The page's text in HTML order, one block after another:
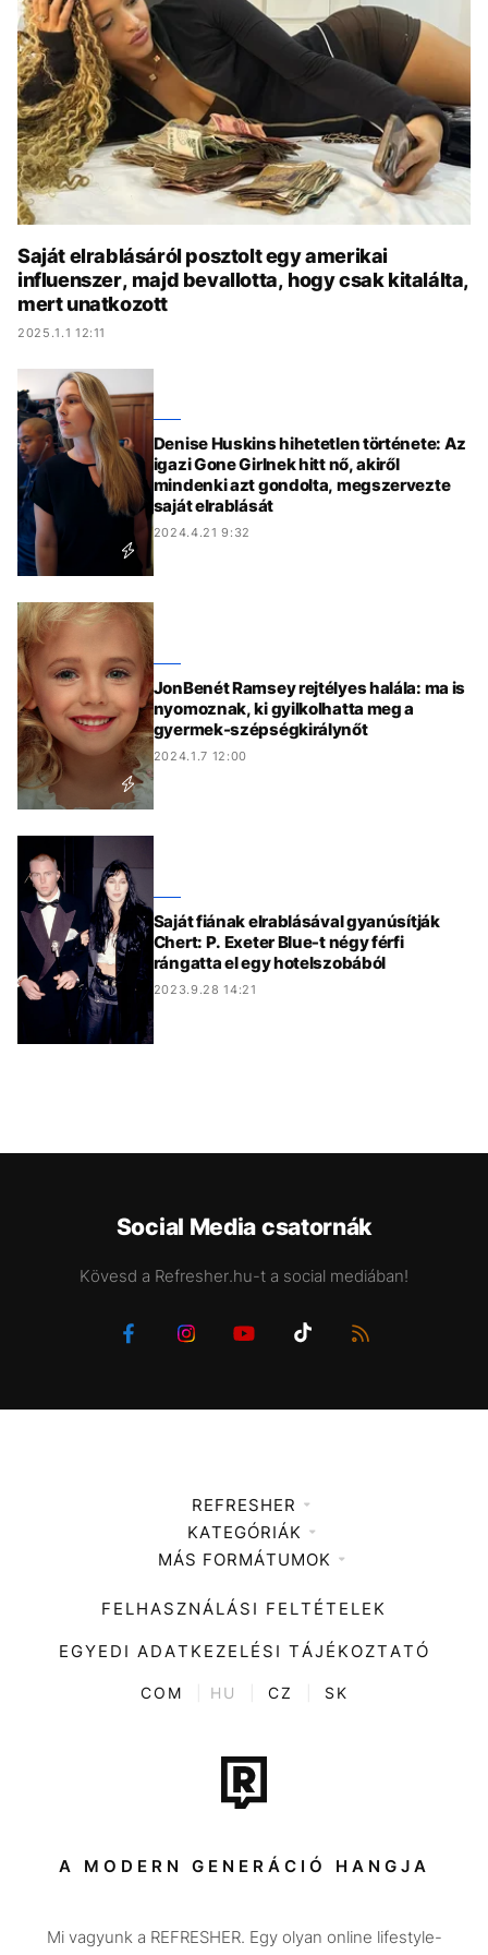
KÖZÉLET UTAZÁS
ÉLETMÓD DESIGN
BESZÉLGETÉSEK
VIDEÓ TÖRTÉNETEK
GASZTRO
Saját elrablásáról posztolt egy amerikai
influenszer, majd bevallotta, hogy csak kitalálta,
mert unatkozott
2025.1.1 12:11
Denise Huskins hihetetlen története: Az
igazi Gone Girlnek hitt nő, akiről
mindenki azt gondolta, megszervezte
saját elrablását
2024.4.21 9:32
JonBenét Ramsey rejtélyes halála: ma is
nyomoznak, ki gyilkolhatta meg a
gyermek-szépségkirálynőt
2024.1.7 12:00
Saját fiának elrablásával gyanúsítják
Chert: P. Exeter Blue-t négy férfi
rángatta el egy hotelszobából
2023.9.28 14:21
Social Media csatornák
Kövesd a Refresher.hu-t a social mediában!
REFRESHER
Médiaajánlat
KATEGÓRIÁK
Zene
Divat
Kultúra
ENTR
Tech-Tudomány
Sport
Társadalom
Utazás
MÁS FORMÁTUMOK
FELHASZNÁLÁSI FELTÉTELEK
EGYEDI ADATKEZELÉSI TÁJÉKOZTATÓ
COM HU CZ SK
A MODERN GENERÁCIÓ HANGJA
Mi vagyunk a REFRESHER. Egy olyan online lifestyle-